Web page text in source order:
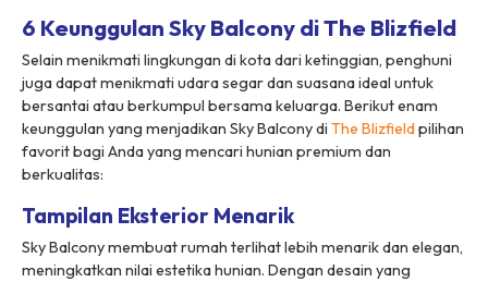
6 Keunggulan Sky Balcony di The Blizfield
Selain menikmati lingkungan di kota dari ketinggian, penghuni
juga dapat menikmati udara segar dan suasana ideal untuk
bersantai atau berkumpul bersama keluarga. Berikut enam
keunggulan yang menjadikan Sky Balconydi The Blizfieldpilihan
favorit bagi Anda yang mencari hunian premium dan
berkualitas:
Tampilan Eksterior Menarik
Sky Balconymembuat rumah terlihat lebih menarik dan elegan,
meningkatkan nilai estetika hunian. Dengan desain yang